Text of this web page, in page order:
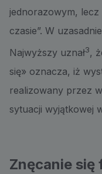
jednorazowym,
czasie”. W
Najwyższy uznał3,
się» oznacza, iż
realizowany przez
sytuacji wyjątkowej
Znęcanie się